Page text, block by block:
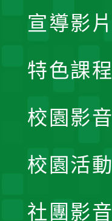
宣導影片
特色課程
校園影音
校園活動
社團影音